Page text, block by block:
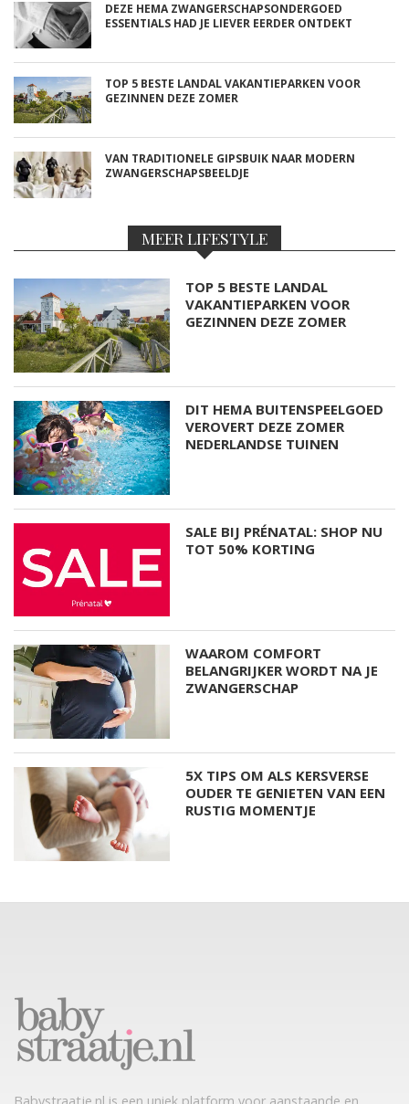
DEZE HEMA ZWANGERSCHAPSONDERGOED
ESSENTIALS HAD JE LIEVER EERDER ONTDEKT
TOP 5 BESTE LANDAL VAKANTIEPARKEN VOOR
GEZINNEN DEZE ZOMER
VAN TRADITIONELE GIPSBUIK NAAR MODERN
ZWANGERSCHAPSBEELDJE
MEER LIFESTYLE
TOP 5 BESTE LANDAL
VAKANTIEPARKEN VOOR
GEZINNEN DEZE ZOMER
DIT HEMA BUITENSPEELGOED
VEROVERT DEZE ZOMER
NEDERLANDSE TUINEN
SALE BIJ PRÉNATAL: SHOP NU
TOT 50% KORTING
WAAROM COMFORT
BELANGRIJKER WORDT NA JE
ZWANGERSCHAP
5X TIPS OM ALS KERSVERSE
OUDER TE GENIETEN VAN EEN
RUSTIG MOMENTJE